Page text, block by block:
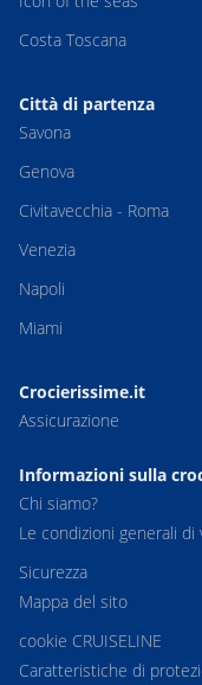
Costa Toscana
Città di partenza
Savona
Genova
Civitavecchia - Roma
Venezia
Napoli
Miami
Crocierissime.it
Assicurazione
Informazioni sulla
Chi siamo?
Le condizioni generali di
Sicurezza
Mappa del sito
cookie CRUISELINE
Caratteristiche di